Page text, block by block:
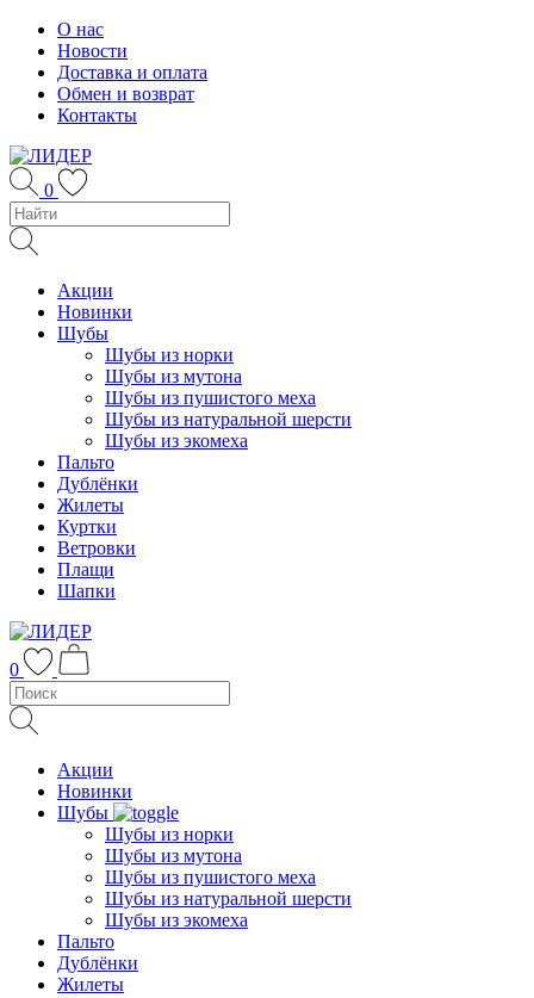
Skip
content
О нас
Новости
Доставка и оплата
Обмен и возврат
Контакты
0
Акции
Новинки
Шубы
Шубы из норки
Шубы из мутона
Шубы из пушистого меха
Шубы из натуральной шерсти
Шубы из экомеха
Пальто
Дублёнки
Жилеты
Куртки
Ветровки
Плащи
Шапки
0
Акции
Новинки
Шубы
Шубы из норки
Шубы из мутона
Шубы из пушистого меха
Шубы из натуральной шерсти
Шубы из экомеха
Пальто
Дублёнки
Жилеты